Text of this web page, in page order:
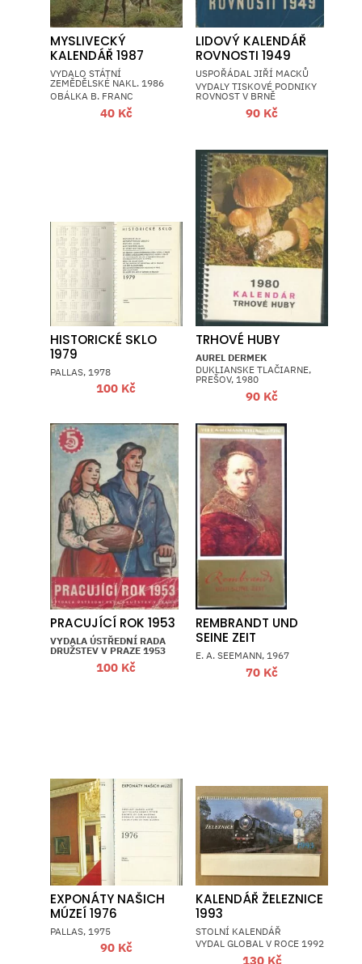
MYSLIVECKÝ
KALENDÁŘ 1987
VYDALO STÁTNÍ
ZEMĚDĚLSKÉ NAKL. 1986
OBÁLKA B. FRANC
40 Kč
LIDOVÝ KALENDÁŘ
ROVNOSTI 1949
USPOŘÁDAL JIŘÍ MACKŮ
VYDALY TISKOVÉ PODNIKY
ROVNOST V BRNĚ
90 Kč
HISTORICKÉ SKLO
1979
PALLAS, 1978
100 Kč
TRHOVÉ HUBY
AUREL DERMEK
DUKLIANSKE TLAČIARNE,
PREŠOV, 1980
90 Kč
PRACUJÍCÍ ROK 1953
VYDALA ÚSTŘEDNÍ RADA
DRUŽSTEV V PRAZE 1953
100 Kč
REMBRANDT UND
SEINE ZEIT
E. A. SEEMANN, 1967
70 Kč
EXPONÁTY NAŠICH
MÚZEÍ 1976
PALLAS, 1975
90 Kč
KALENDÁŘ ŽELEZNICE
1993
STOLNÍ KALENDÁŘ
VYDAL GLOBAL V ROCE 1992
130 Kč